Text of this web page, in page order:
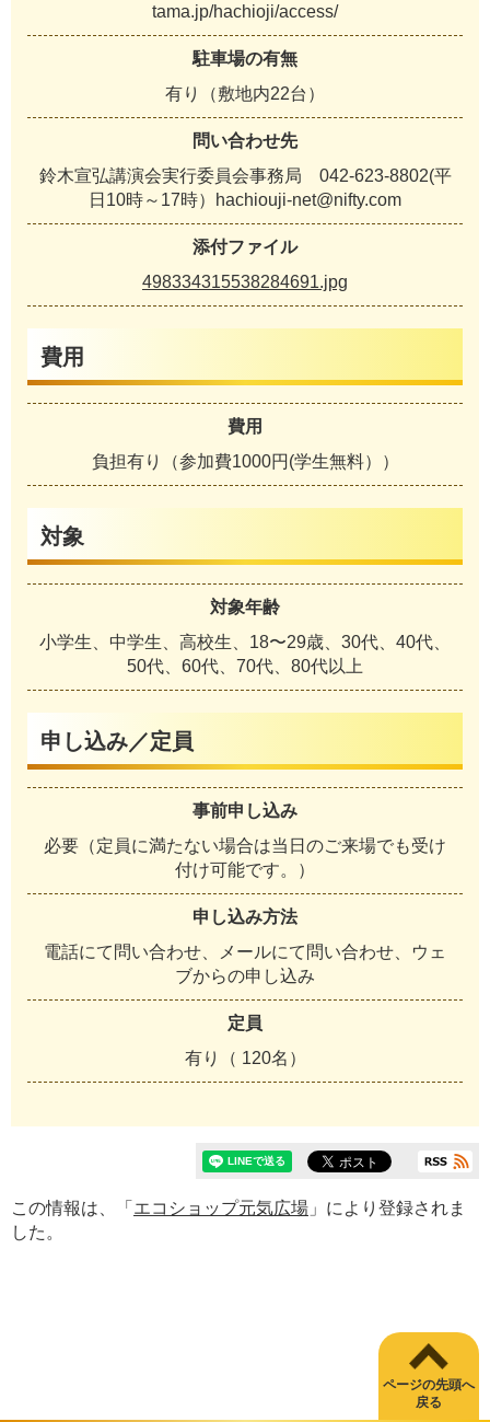
tama.jp/hachioji/access/
駐車場の有無
有り（敷地内22台）
問い合わせ先
鈴木宣弘講演会実行委員会事務局 042-623-8802(平
日10時～17時）hachiouji-net@nifty.com
添付ファイル
498334315538284691.jpg
費用
費用
負担有り（参加費1000円(学生無料））
対象
対象年齢
小学生、中学生、高校生、18〜29歳、30代、40代、
50代、60代、70代、80代以上
申し込み／定員
事前申し込み
必要（定員に満たない場合は当日のご来場でも受け
付け可能です。）
申し込み方法
電話にて問い合わせ、メールにて問い合わせ、ウェ
ブからの申し込み
定員
有り（ 120名）
この情報は、「 エコショップ元気広場 」により登録されま
した。
ページの先頭へ
戻る